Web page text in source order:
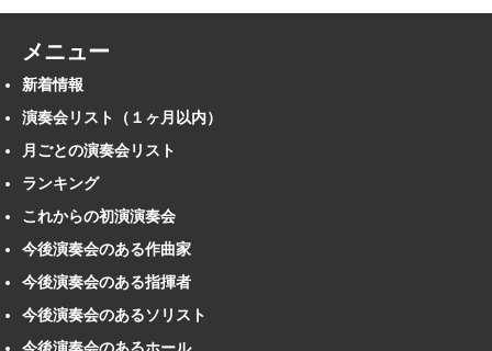
メニュー
新着情報
演奏会リスト（１ヶ月以内）
月ごとの演奏会リスト
ランキング
これからの初演演奏会
今後演奏会のある作曲家
今後演奏会のある指揮者
今後演奏会のあるソリスト